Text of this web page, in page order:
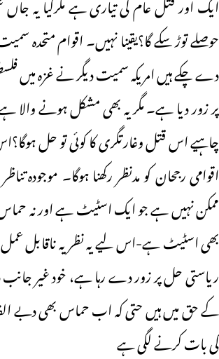
حوصلے توڑ سکے گا؟یقینا نہیں۔ اقوام متحدہ
دے چکے ہیں امریکہ سمیت دیگر نے غزہ میں
پر زور دیا ہے۔ مگر یہ بھی مشکل ہونے والا ہے
چاہیے اس قتل وغارتگری کا کوئی تو حل
اقوامی رجحان کو مدنظر رکھنا ہوگا۔ موجودہ
ممکن نہیں ہے جو ایک اسٹیٹ ہے اور نہ حماس
بھی اسٹیٹ ہے-اس لیے یہ نظریہ ناقابل عمل
ریاستی حل پر زور دے رہا ہے، خود غیر
کے حق میں ہیں حتی کہ اب حماس بھی دبے
کی بات کرنے لگی ہے